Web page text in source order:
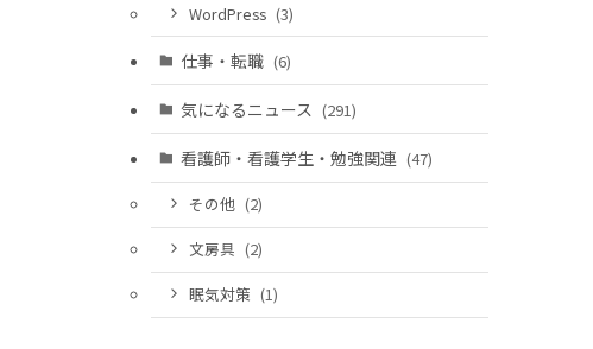
WordPress (3)
仕事・転職 (6)
気になるニュース (291)
看護師・看護学生・勉強関連 (47)
その他 (2)
文房具 (2)
眠気対策 (1)